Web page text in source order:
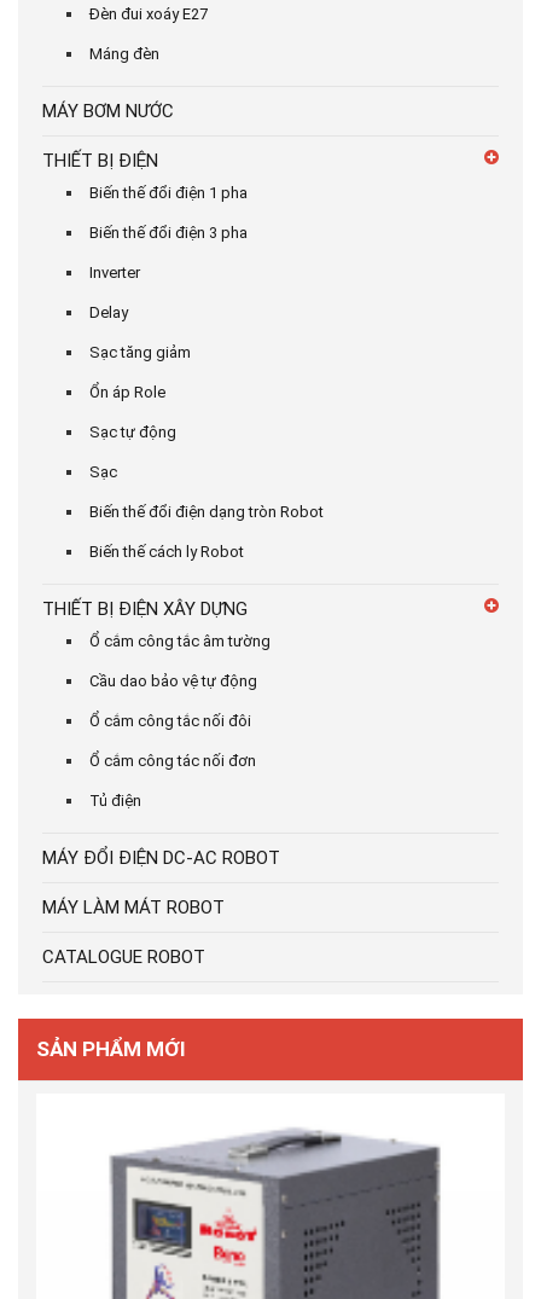
Đèn đui xoáy E27
Máng đèn
MÁY BƠM NƯỚC
THIẾT BỊ ĐIỆN
Biến thế đổi điện 1 pha
Biến thế đổi điện 3 pha
Inverter
Delay
Sạc tăng giảm
Ổn áp Role
Sạc tự động
Sạc
Biến thế đổi điện dạng tròn Robot
Biến thế cách ly Robot
THIẾT BỊ ĐIỆN XÂY DỰNG
Ổ cắm công tắc âm tường
Cầu dao bảo vệ tự động
Ổ cắm công tắc nối đôi
Ổ cắm công tác nối đơn
Tủ điện
MÁY ĐỔI ĐIỆN DC-AC ROBOT
MÁY LÀM MÁT ROBOT
CATALOGUE ROBOT
SẢN PHẨM MỚI